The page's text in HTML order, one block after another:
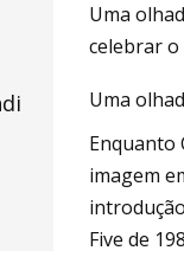
31 Deve
Uma
celebrar
Uma
Enquanto
imagem
Five de